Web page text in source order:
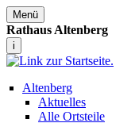
Menü
Rathaus Altenberg
i
Altenberg
Aktuelles
Alle Ortsteile